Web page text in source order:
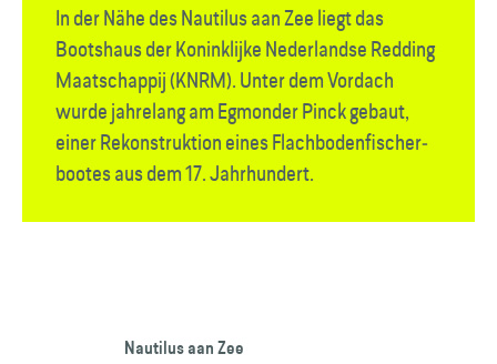
In der Nähe des Nautilus aan Zee liegt das
Bootshaus der Koninklijke Nederlandse Redding
Maatschappij (KNRM). Unter dem Vordach
wurde jahrelang am Egmonder Pinck gebaut,
einer Rekonstruktion eines Flach­boden­fischer­
bootes aus dem 17. Jahrhundert.
Nautilus aan Zee